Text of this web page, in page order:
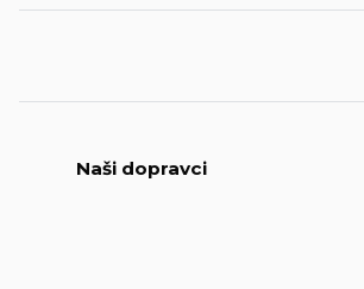
Naši dopravci